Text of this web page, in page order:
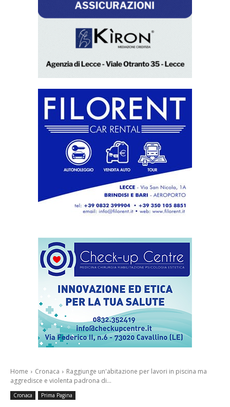
Home Cronaca
Raggiunge un'abitazione per lavori in piscina ma
aggredisce e violenta padrona di...
Cronaca Prima Pagina